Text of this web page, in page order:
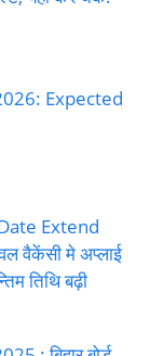
Expected
Extend
वैकेंसी मे अप्लाई
तिथि बढ़ी